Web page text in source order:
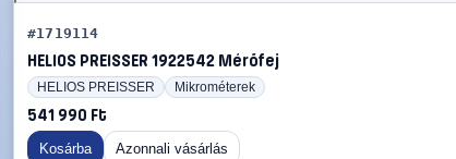
#1719114
HELIOS PREISSER 1922542 Mérőfej
HELIOS PREISSER Mikrométerek
541 990 Ft
Kosárba Azonnali vásárlás